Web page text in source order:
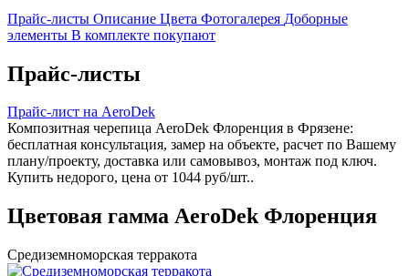
Прайс-листы Описание Цвета Фотогалерея Доборные
элементы В комплекте покупают
Прайс-листы
Прайс-лист на AeroDek
Композитная черепица AeroDek Флоренция в Фрязене:
бесплатная консультация, замер на объекте, расчет по Вашему
плану/проекту, доставка или самовывоз, монтаж под ключ.
Купить недорого, цена от 1044 руб/шт..
Цветовая гамма AeroDek Флоренция
Средиземноморская терракота